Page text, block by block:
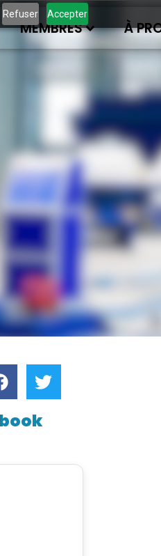
Refuser Accepter
MEMBRES À